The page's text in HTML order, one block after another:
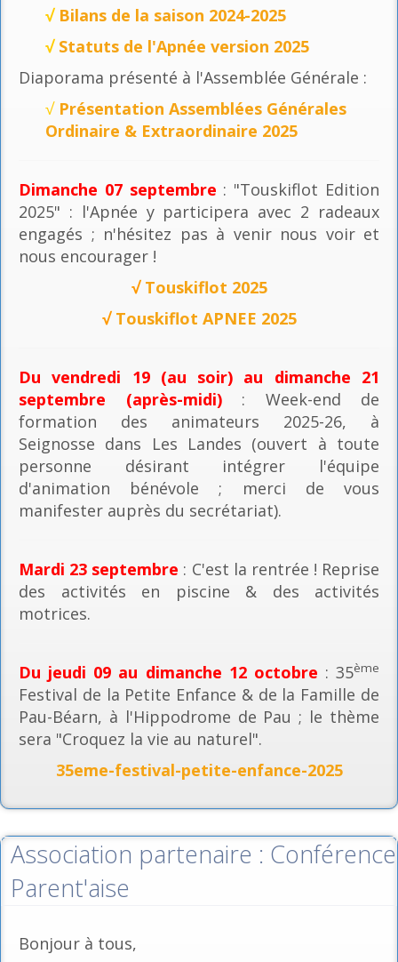
√ Bilans de la saison 2024-2025
√ Statuts de l'Apnée version 2025
Diaporama présenté à l'Assemblée Générale :
√ Présentation Assemblées Générales
Ordinaire & Extraordinaire 2025
Dimanche 07 septembre : "Touskiflot Edition
2025" : l'Apnée y participera avec 2 radeaux
engagés ; n'hésitez pas à venir nous voir et
nous encourager !
√ Touskiflot 2025
√ Touskiflot APNEE 2025
Du vendredi 19 (au soir) au dimanche 21
septembre (après-midi): Week-end de
formation des animateurs 2025-26, à
Seignosse dans Les Landes (ouvert à toute
personne désirant intégrer l'équipe
d'animation bénévole ; merci de vous
manifester auprès du secrétariat).
Mardi 23 septembre : C'est la rentrée ! Reprise
des activités en piscine & des activités
motrices.
Du jeudi 09 au dimanche 12 octobre : 35ème
Festival de la Petite Enfance & de la Famille de
Pau-Béarn, à l'Hippodrome de Pau ; le thème
sera "Croquez la vie au naturel".
35eme-festival-petite-enfance-2025
Association partenaire : Conférence
Parent'aise
Bonjour à tous,